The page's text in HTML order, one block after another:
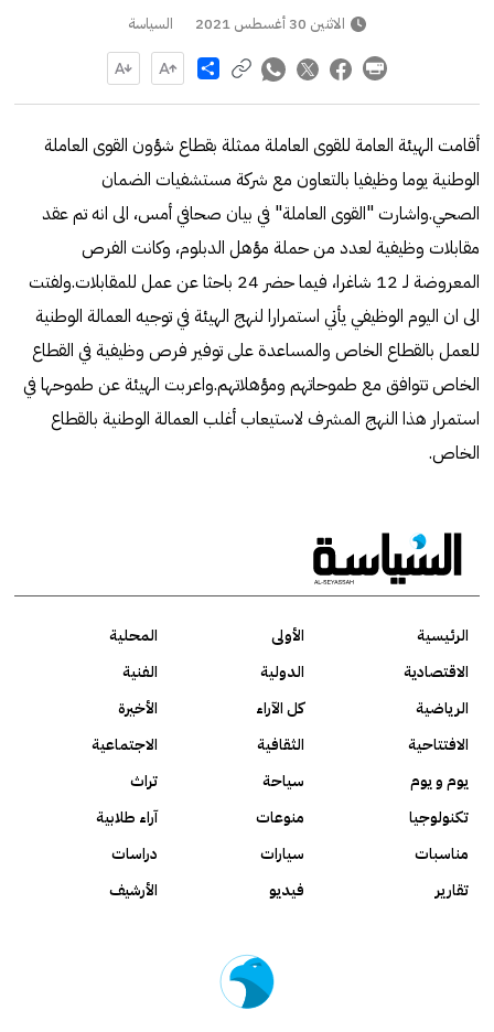
الاثنين 30 أغسطس 2021 السياسة
Share
أقامت الهيئة العامة للقوى العاملة ممثلة بقطاع شؤون القوى العاملة
الوطنية يوما وظيفيا بالتعاون مع شركة مستشفيات الضمان
الصحي.واشارت "القوى العاملة" في بيان صحافي أمس، الى انه تم عقد
مقابلات وظيفية لعدد من حملة مؤهل الدبلوم، وكانت الفرص
المعروضة لـ 12 شاغرا، فيما حضر 24 باحثا عن عمل للمقابلات.ولفتت
الى ان اليوم الوظيفي يأتي استمرارا لنهج الهيئة في توجيه العمالة الوطنية
للعمل بالقطاع الخاص والمساعدة على توفير فرص وظيفية في القطاع
الخاص تتوافق مع طموحاتهم ومؤهلاتهم.واعربت الهيئة عن طموحها في
استمرار هذا النهج المشرف لاستيعاب أغلب العمالة الوطنية بالقطاع
الخاص.
الرئيسية الأولى
المحلية
الاقتصادية
الدولية
الفنية
الرياضية
كل الآراء
الأخيرة
الافتتاحية
الثقافية
الاجتماعية
يوم و يوم
سياحة
تراث
تكنولوجيا
منوعات
آراء طلابية
مناسبات
سيارات
دراسات
تقارير
فيديو الأرشيف